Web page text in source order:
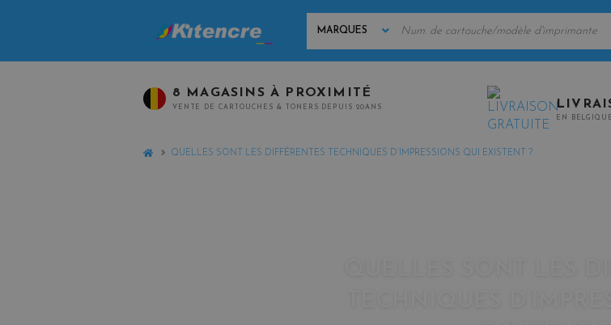
CLÉS
8 MAGASINS À PROXIMITÉ
VENTE DE CARTOUCHES & TONERS DEPUIS 20ANS
EN
HOMEQUELLES SONT LES DIFFÉRENTES TECHNIQUES D’IMPRESSIONS QUI EXISTENT ?